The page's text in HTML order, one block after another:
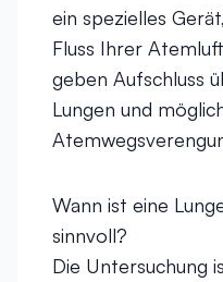
ein spezielles
Fluss Ihrer
geben Aufschluss
Lungen und
Wann ist eine
sinnvoll?
Die Untersuchung